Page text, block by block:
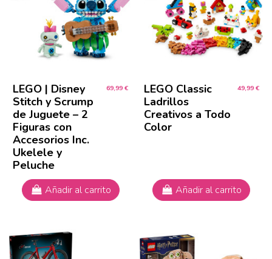
LEGO | Disney
Stitch y Scrump
de Juguete – 2
Figuras con
Accesorios Inc.
Ukelele y
Peluche
69,99 €
Añadir al carrito
LEGO Classic
Ladrillos
Creativos a Todo
Color
49,99 €
Añadir al carrito